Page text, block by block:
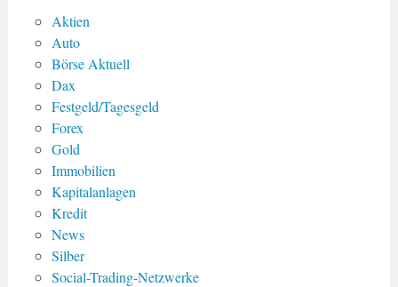
Aktien
Auto
Börse Aktuell
Dax
Festgeld/Tagesgeld
Forex
Gold
Immobilien
Kapitalanlagen
Kredit
News
Silber
Social-Trading-Netzwerke